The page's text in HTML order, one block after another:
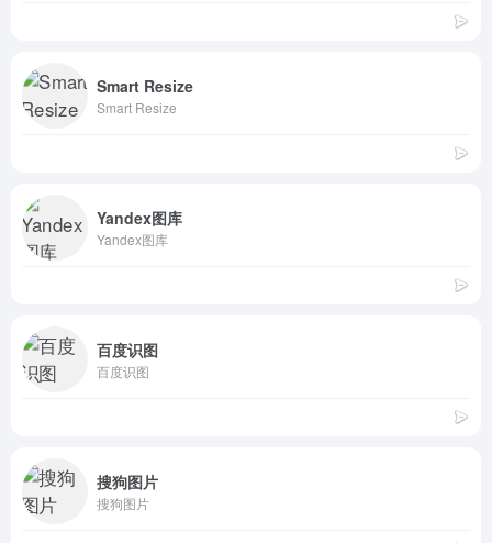
Smart Resize
Smart Resize
Yandex图库
Yandex图库
百度识图
百度识图
搜狗图片
搜狗图片